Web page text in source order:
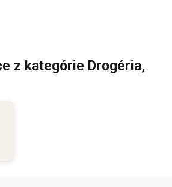
z kategórie Drogéria,